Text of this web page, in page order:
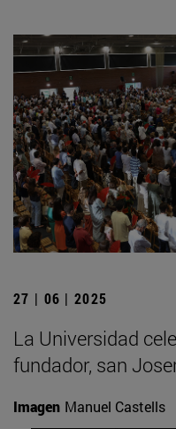
27 | 06 | 2025
La Universidad
fundador, san
Imagen Manuel Castells